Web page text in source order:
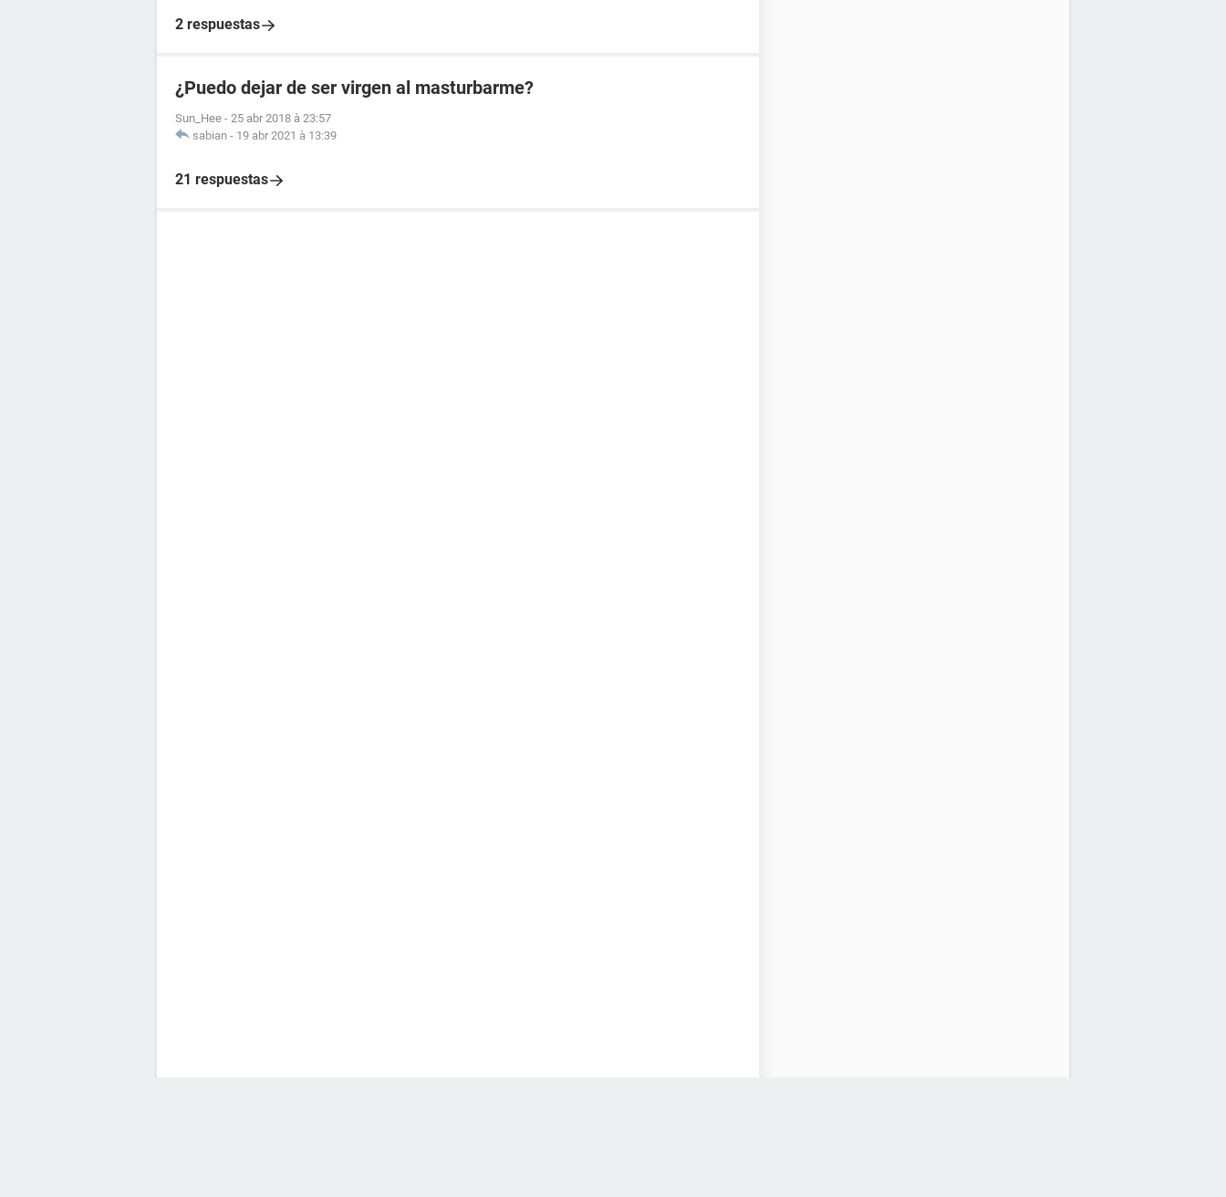
2 respuestas
¿Puedo dejar de ser virgen al masturbarme?
Sun_Hee - 25 abr 2018 à 23:57
sabian - 19 abr 2021 à 13:39
21 respuestas